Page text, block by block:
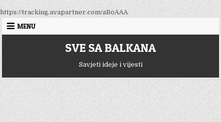
https://tracking.avapartner.com/aBoAAASkip
MENU
SVE SA BALKANA
Savjeti ideje i vijesti